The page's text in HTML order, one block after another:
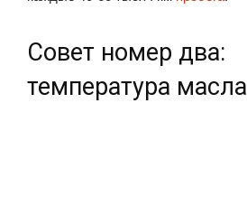
Совет номер два:
температура масла